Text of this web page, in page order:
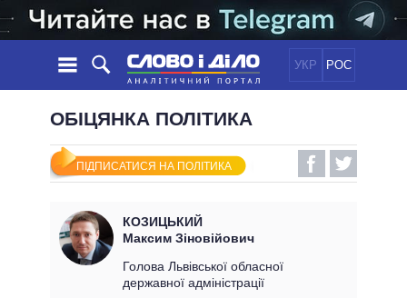
УКР РОС
НОВИНИ
СТРІЧКА
ПОДІЇ
СТАТТІ
ДУМКИ
ОГЛЯДИ
ДАЙДЖЕСТИ
ПОЛІТИКА
ЕКОНОМІКА
СВІТ
ОБIЦЯНКИ
УСІ ПОЛІТИКИ
ПРЕЗИДЕНТ І ОФІС
ВЕРХОВНА РАДА
ІНФОГРАФІКА
ВІДЕО
ОБІЦЯНКА ПОЛІТИКА
ПІДПИСАТИСЯ НА ПОЛІТИКА
КОЗИЦЬКИЙ
Максим Зіновійович
Голова Львівської обласної
державної адміністрації